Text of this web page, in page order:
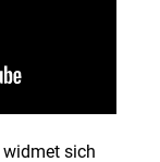
widmet sich